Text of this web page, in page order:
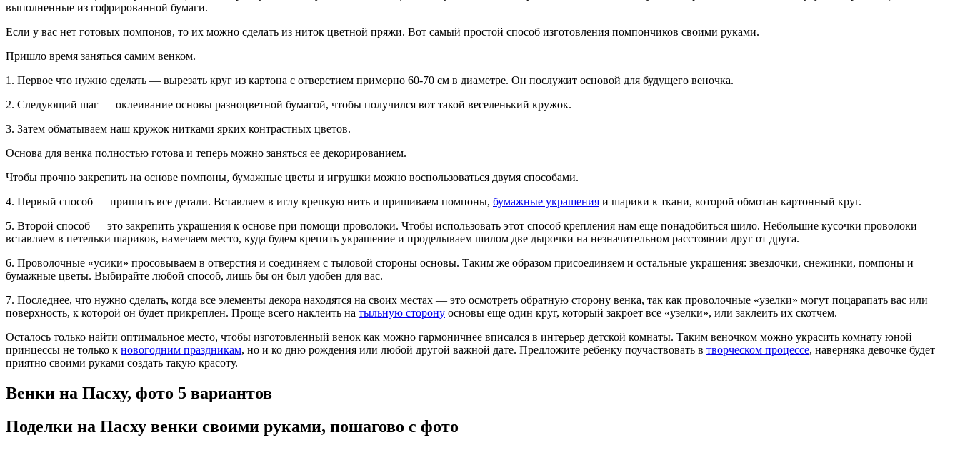
выполненные из гофрированной бумаги.
Если у вас нет готовых помпонов, то их можно сделать из ниток цветной пряжи. Вот самый простой способ изготовления помпончиков своими руками.
Пришло время заняться самим венком.
1. Первое что нужно сделать — вырезать круг из картона с отверстием примерно 60-70 см в диаметре. Он послужит основой для будущего веночка.
2. Следующий шаг — оклеивание основы разноцветной бумагой, чтобы получился вот такой веселенький кружок.
3. Затем обматываем наш кружок нитками ярких контрастных цветов.
Основа для венка полностью готова и теперь можно заняться ее декорированием.
Чтобы прочно закрепить на основе помпоны, бумажные цветы и игрушки можно воспользоваться двумя способами.
4. Первый способ — пришить все детали. Вставляем в иглу крепкую нить и пришиваем помпоны, бумажные украшения и шарики к ткани, которой обмотан картонный круг.
5. Второй способ — это закрепить украшения к основе при помощи проволоки. Чтобы использовать этот способ крепления нам еще понадобиться шило. Небольшие кусочки проволоки
вставляем в петельки шариков, намечаем место, куда будем крепить украшение и проделываем шилом две дырочки на незначительном расстоянии друг от друга.
6. Проволочные «усики» просовываем в отверстия и соединяем с тыловой стороны основы. Таким же образом присоединяем и остальные украшения: звездочки, снежинки, помпоны и
бумажные цветы. Выбирайте любой способ, лишь бы он был удобен для вас.
7. Последнее, что нужно сделать, когда все элементы декора находятся на своих местах — это осмотреть обратную сторону венка, так как проволочные «узелки» могут поцарапать вас или
поверхность, к которой он будет прикреплен. Проще всего наклеить на тыльную сторону основы еще один круг, который закроет все «узелки», или заклеить их скотчем.
Осталось только найти оптимальное место, чтобы изготовленный венок как можно гармоничнее вписался в интерьер детской комнаты. Таким веночком можно украсить комнату юной
принцессы не только к новогодним праздникам, но и ко дню рождения или любой другой важной дате. Предложите ребенку поучаствовать в творческом процессе, наверняка девочке будет
приятно своими руками создать такую красоту.
Венки на Пасху, фото 5 вариантов
Поделки на Пасху венки своими руками, пошагово с фото